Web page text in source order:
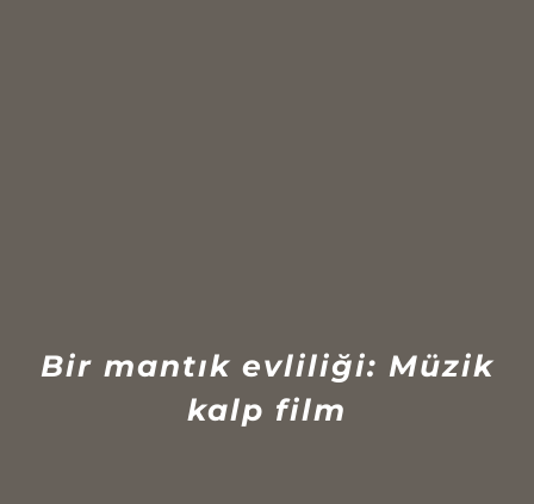
Bir mantık evliliği: Müzik
kalp film